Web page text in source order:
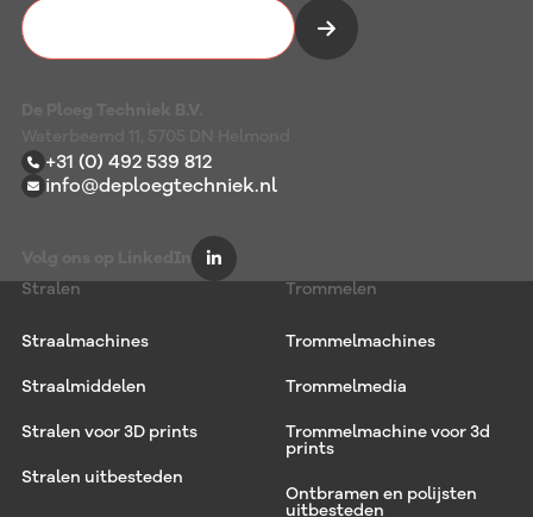
+31 (0) 492 539 812
info@deploegtechniek.nl
Stralen
Straalmachines
Straalmiddelen
Stralen voor 3D prints
Stralen uitbesteden
Trommelen
Trommelmachines
Trommelmedia
Trommelmachine voor 3d
prints
Ontbramen en polijsten
uitbesteden